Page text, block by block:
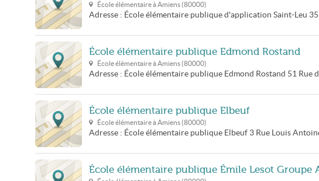
École élémentaire àAmiens (80000)
Adresse : École élémentaire publique d'application Saint-Leu
École élémentaire publique Edmond Rostand
École élémentaire àAmiens (80000)
Adresse : École élémentaire publique Edmond Rostand 51 Rue
École élémentaire publique Elbeuf
École élémentaire àAmiens (80000)
Adresse : École élémentaire publique Elbeuf 3 Rue Louis
École élémentaire publique Émile Lesot Groupe